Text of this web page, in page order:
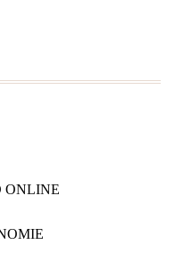
ONLINE